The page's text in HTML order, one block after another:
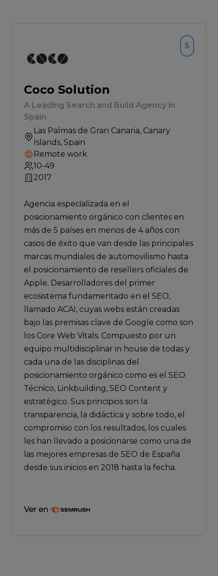
Coco Solution
A Leading Search and Build Agency in
Spain
Las Palmas de Gran Canaria, Canary
Islands, Spain
Remote work
10-49
2017
5
Agencia especializada en el
posicionamiento orgánico con clientes en
más de 5 países en menos de 4 años con
casos de éxito que van desde las principales
marcas mundiales de automovilismo hasta
el posicionamiento de resellers oficiales de
Apple. Desarrolladores del primer
ecosistema fundamentado en el SEO,
llamado ACAI, cuyas webs están creadas
bajo las premisas clave de Google como son
los Core Web Vitals. Compuesto por un
equipo multidisciplinar in house de todas y
cada una de las disciplinas del
posicionamiento orgánico como es el SEO
Técnico, Linkbuilding, SEO Content y
estratégico. Sus principios son la
transparencia, la didáctica y sobre todo, el
compromiso con los resultados, los cuales
les han llevado a posicionarse como una de
las mejores empresas de SEO de España
desde sus inicios en 2018 hasta la fecha.
Ver en